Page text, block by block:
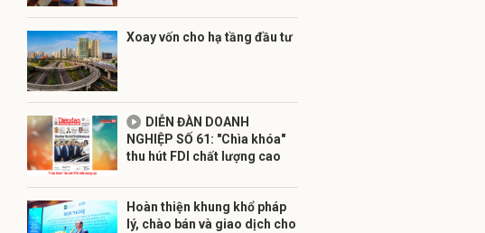
Xoay vốn cho hạ tầng đầu tư
DIỄN ĐÀN DOANH
NGHIỆP SỐ 61: "Chìa khóa"
thu hút FDI chất lượng cao
Hoàn thiện khung khổ pháp
lý, chào bán và giao dịch cho